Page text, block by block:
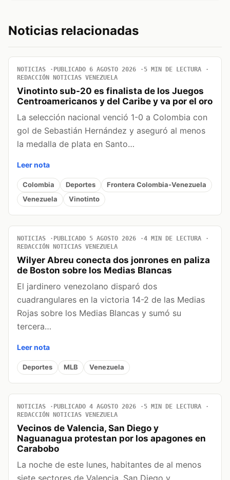
Noticias relacionadas
NOTICIAS PUBLICADO 6 AGOSTO 2026
5 MIN DE LECTURA
REDACCIÓN NOTICIAS VENEZUELA
Vinotinto sub-20 es finalista de los Juegos
Centroamericanos y del Caribe y va por el oro
La selección nacional venció 1-0 a Colombia con
gol de Sebastián Hernández y aseguró al menos
la medalla de plata en Santo…
Leer nota
Colombia Deportes
Frontera Colombia-Venezuela
Venezuela
Vinotinto
NOTICIAS PUBLICADO 5 AGOSTO 2026
4 MIN DE LECTURA
REDACCIÓN NOTICIAS VENEZUELA
Wilyer Abreu conecta dos jonrones en paliza
de Boston sobre los Medias Blancas
El jardinero venezolano disparó dos
cuadrangulares en la victoria 14-2 de las Medias
Rojas sobre los Medias Blancas y sumó su
tercera…
Leer nota
Deportes MLB Venezuela
NOTICIAS PUBLICADO 4 AGOSTO 2026
5 MIN DE LECTURA
REDACCIÓN NOTICIAS VENEZUELA
Vecinos de Valencia, San Diego y
Naguanagua protestan por los apagones en
Carabobo
La noche de este lunes, habitantes de al menos
siete sectores de Valencia, San Diego y